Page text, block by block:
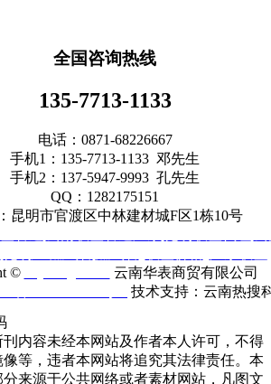
全国咨询热线
135-7713-1133
电话：0871-68226667
手机1：135-7713-1133 邓先生
手机2：137-5947-9993 孔先生
QQ：1282175151
昆明市官渡区中林建材城F区1栋10号
©
云南华表商贸有限公司
技术支持：云南热搜
内容未经本网站及作者本人许可，不得
等，违者本网站将追究其法律责任。本
来源于公共网络或者素材网站，凡图文